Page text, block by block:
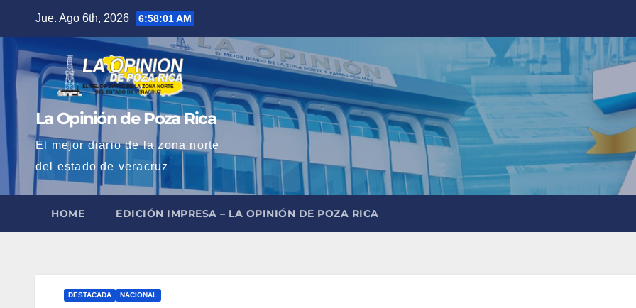
contenido
Jue. Ago 6th, 2026 6:58:03 AM
La Opinión de Poza Rica
El mejor diario de la zona norte
del estado de veracruz
HOME EDICIÓN IMPRESA – LA OPINIÓN DE POZA RICA
DESTACADA NACIONAL